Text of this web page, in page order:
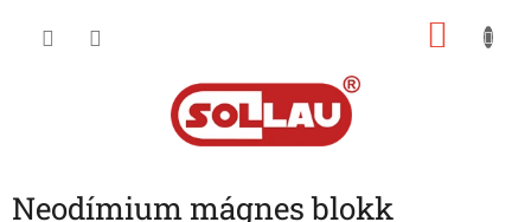
Neodímium mágnes blokk